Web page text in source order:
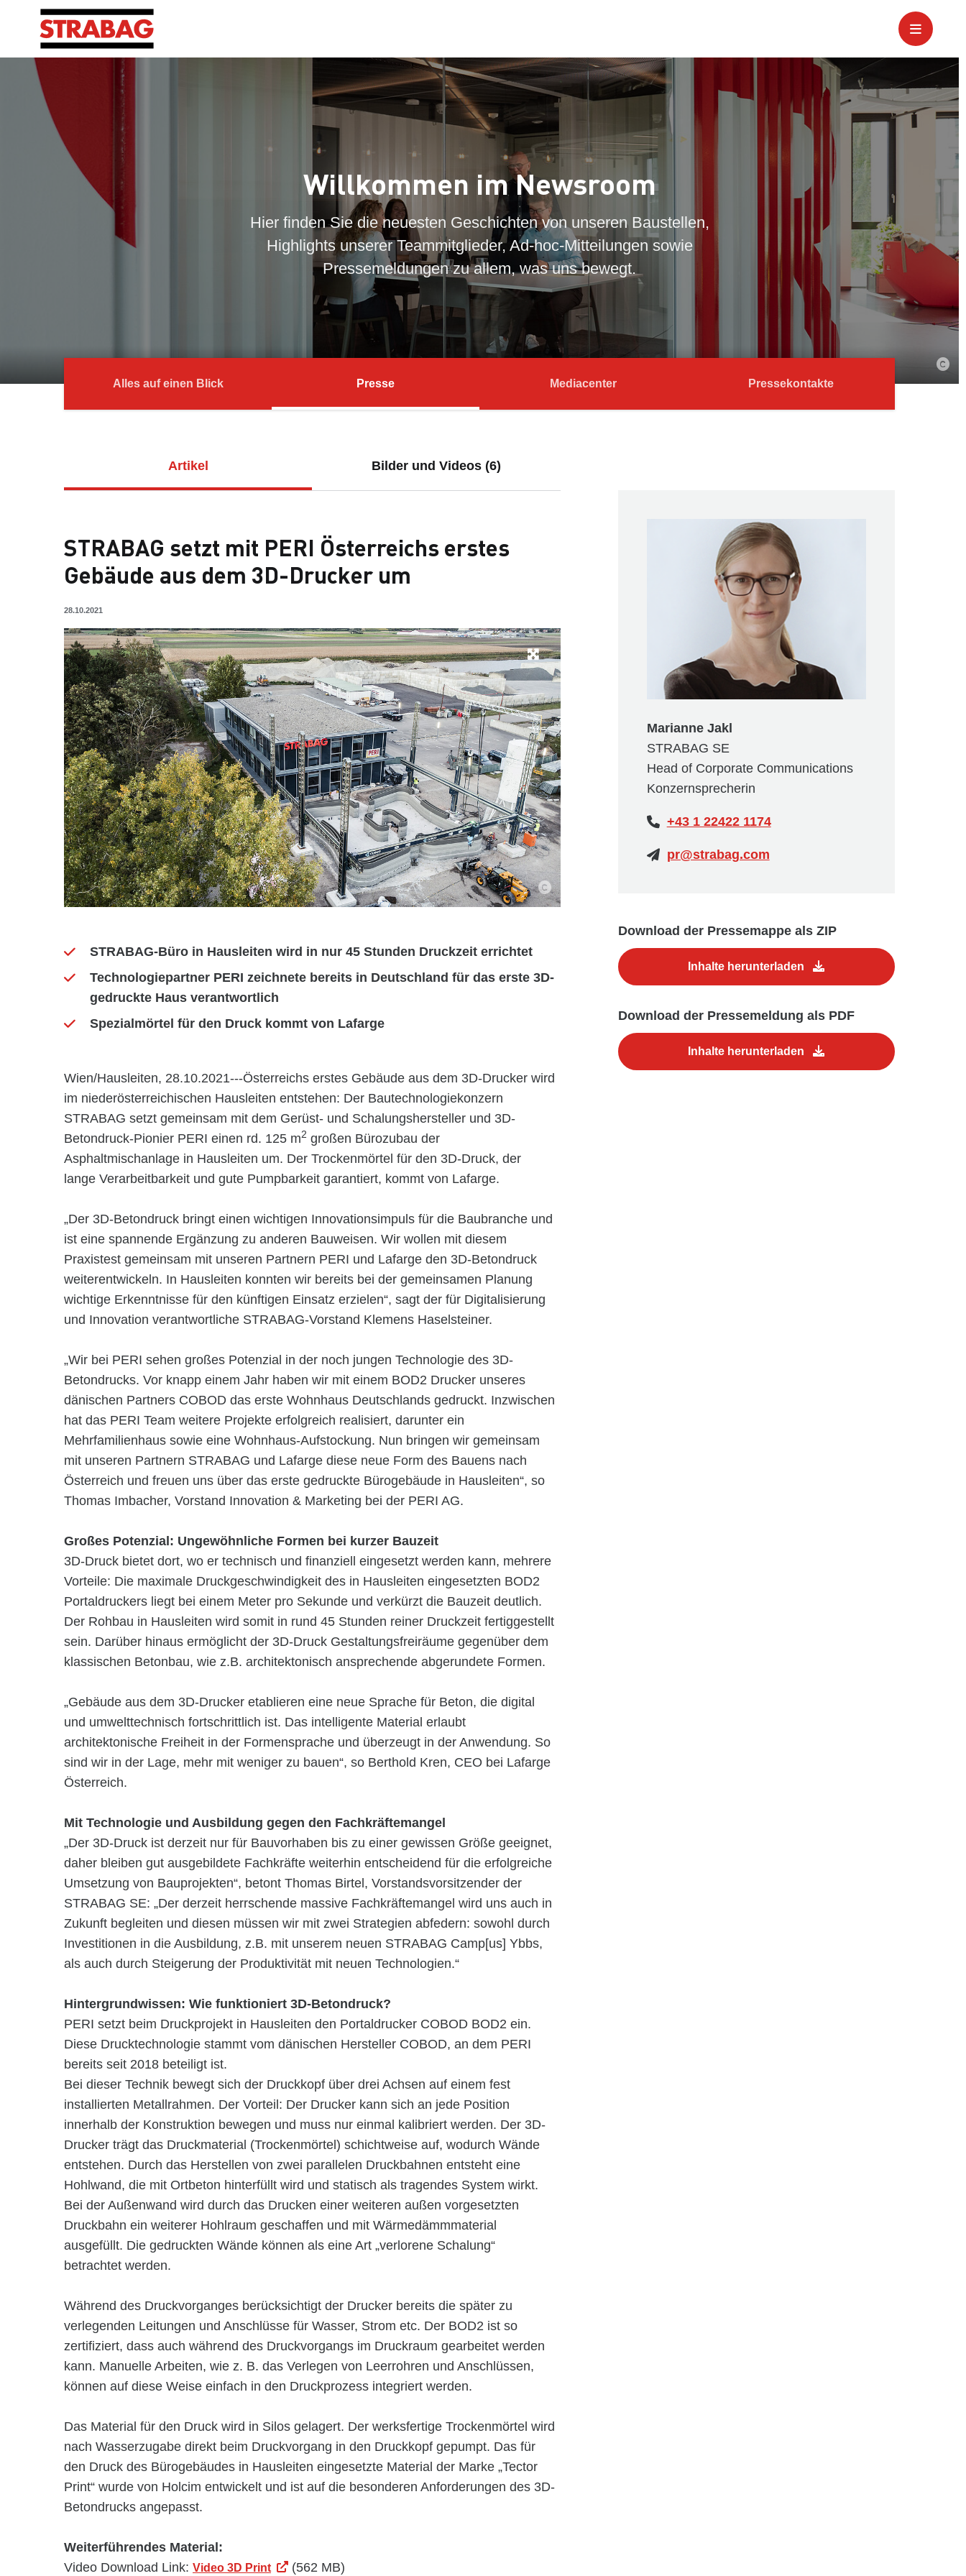
Willkommen im Newsroom
Hier finden Sie die neuesten Geschichten von unseren Baustellen,
Highlights unserer Teammitglieder, Ad-hoc-Mitteilungen sowie
Pressemeldungen zu allem, was uns bewegt.
Alles auf einen Blick Presse Mediacenter Pressekontakte
Artikel Bilder und Videos (6)
STRABAG setzt mit PERI Österreichs erstes
Gebäude aus dem 3D-Drucker um
28.10.2021
STRABAG-Büro in Hausleiten wird in nur 45 Stunden Druckzeit errichtet
Technologiepartner PERI zeichnete bereits in Deutschland für das erste 3D-
gedruckte Haus verantwortlich
Spezialmörtel für den Druck kommt von Lafarge
Wien/Hausleiten, 28.10.2021---Österreichs erstes Gebäude aus dem 3D-Drucker wird
im niederösterreichischen Hausleiten entstehen: Der Bautechnologiekonzern
STRABAG setzt gemeinsam mit dem Gerüst- und Schalungshersteller und 3D-
Betondruck-Pionier PERI einen rd. 125 m2 großen Bürozubau der
Asphaltmischanlage in Hausleiten um. Der Trockenmörtel für den 3D-Druck, der
lange Verarbeitbarkeit und gute Pumpbarkeit garantiert, kommt von Lafarge.
„Der 3D-Betondruck bringt einen wichtigen Innovationsimpuls für die Baubranche und
ist eine spannende Ergänzung zu anderen Bauweisen. Wir wollen mit diesem
Praxistest gemeinsam mit unseren Partnern PERI und Lafarge den 3D-Betondruck
weiterentwickeln. In Hausleiten konnten wir bereits bei der gemeinsamen Planung
wichtige Erkenntnisse für den künftigen Einsatz erzielen“, sagt der für Digitalisierung
und Innovation verantwortliche STRABAG-Vorstand Klemens Haselsteiner.
„Wir bei PERI sehen großes Potenzial in der noch jungen Technologie des 3D-
Betondrucks. Vor knapp einem Jahr haben wir mit einem BOD2 Drucker unseres
dänischen Partners COBOD das erste Wohnhaus Deutschlands gedruckt. Inzwischen
hat das PERI Team weitere Projekte erfolgreich realisiert, darunter ein
Mehrfamilienhaus sowie eine Wohnhaus-Aufstockung. Nun bringen wir gemeinsam
mit unseren Partnern STRABAG und Lafarge diese neue Form des Bauens nach
Österreich und freuen uns über das erste gedruckte Bürogebäude in Hausleiten“, so
Thomas Imbacher, Vorstand Innovation & Marketing bei der PERI AG.
Großes Potenzial: Ungewöhnliche Formen bei kurzer Bauzeit
3D-Druck bietet dort, wo er technisch und finanziell eingesetzt werden kann, mehrere
Vorteile: Die maximale Druckgeschwindigkeit des in Hausleiten eingesetzten BOD2
Portaldruckers liegt bei einem Meter pro Sekunde und verkürzt die Bauzeit deutlich.
Der Rohbau in Hausleiten wird somit in rund 45 Stunden reiner Druckzeit fertiggestellt
sein. Darüber hinaus ermöglicht der 3D-Druck Gestaltungsfreiräume gegenüber dem
klassischen Betonbau, wie z.B. architektonisch ansprechende abgerundete Formen.
„Gebäude aus dem 3D-Drucker etablieren eine neue Sprache für Beton, die digital
und umwelttechnisch fortschrittlich ist. Das intelligente Material erlaubt
architektonische Freiheit in der Formensprache und überzeugt in der Anwendung. So
sind wir in der Lage, mehr mit weniger zu bauen“, so Berthold Kren, CEO bei Lafarge
Österreich.
Mit Technologie und Ausbildung gegen den Fachkräftemangel
„Der 3D-Druck ist derzeit nur für Bauvorhaben bis zu einer gewissen Größe geeignet,
daher bleiben gut ausgebildete Fachkräfte weiterhin entscheidend für die erfolgreiche
Umsetzung von Bauprojekten“, betont Thomas Birtel, Vorstandsvorsitzender der
STRABAG SE: „Der derzeit herrschende massive Fachkräftemangel wird uns auch in
Zukunft begleiten und diesen müssen wir mit zwei Strategien abfedern: sowohl durch
Investitionen in die Ausbildung, z.B. mit unserem neuen STRABAG Camp[us] Ybbs,
als auch durch Steigerung der Produktivität mit neuen Technologien.“
Hintergrundwissen: Wie funktioniert 3D-Betondruck?
PERI setzt beim Druckprojekt in Hausleiten den Portaldrucker COBOD BOD2 ein.
Diese Drucktechnologie stammt vom dänischen Hersteller COBOD, an dem PERI
bereits seit 2018 beteiligt ist.
Bei dieser Technik bewegt sich der Druckkopf über drei Achsen auf einem fest
installierten Metallrahmen. Der Vorteil: Der Drucker kann sich an jede Position
innerhalb der Konstruktion bewegen und muss nur einmal kalibriert werden. Der 3D-
Drucker trägt das Druckmaterial (Trockenmörtel) schichtweise auf, wodurch Wände
entstehen. Durch das Herstellen von zwei parallelen Druckbahnen entsteht eine
Hohlwand, die mit Ortbeton hinterfüllt wird und statisch als tragendes System wirkt.
Bei der Außenwand wird durch das Drucken einer weiteren außen vorgesetzten
Druckbahn ein weiterer Hohlraum geschaffen und mit Wärmedämmmaterial
ausgefüllt. Die gedruckten Wände können als eine Art „verlorene Schalung“
betrachtet werden.
Während des Druckvorganges berücksichtigt der Drucker bereits die später zu
verlegenden Leitungen und Anschlüsse für Wasser, Strom etc. Der BOD2 ist so
zertifiziert, dass auch während des Druckvorgangs im Druckraum gearbeitet werden
kann. Manuelle Arbeiten, wie z. B. das Verlegen von Leerrohren und Anschlüssen,
können auf diese Weise einfach in den Druckprozess integriert werden.
Das Material für den Druck wird in Silos gelagert. Der werksfertige Trockenmörtel wird
nach Wasserzugabe direkt beim Druckvorgang in den Druckkopf gepumpt. Das für
den Druck des Bürogebäudes in Hausleiten eingesetzte Material der Marke „Tector
Print“ wurde von Holcim entwickelt und ist auf die besonderen Anforderungen des 3D-
Betondrucks angepasst.
Weiterführendes Material:
Video Download Link: Video 3D Print (562 MB)
Download der Pressemappe als ZIP
Inhalte herunterladen
Download der Pressemeldung als PDF
Inhalte herunterladen
Marianne Jakl
STRABAG SE
Head of Corporate Communications
Konzernsprecherin
+43 1 22422 1174
pr@strabag.com